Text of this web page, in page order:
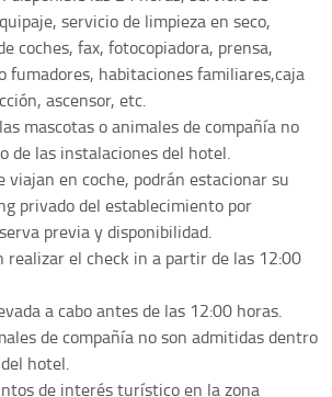
servicio de limpieza en seco,
coches, fax, fotocopiadora, prensa,
fumadores, habitaciones familiares,caja
ascensor, etc.
mascotas o animales de compañía no
de las instalaciones del hotel.
viajan en coche, podrán estacionar su
privado del establecimiento por
previa y disponibilidad.
realizar el check in a partir de las 12:00
a cabo antes de las 12:00 horas.
de compañía no son admitidas dentro
hotel.
de interés turístico en la zona